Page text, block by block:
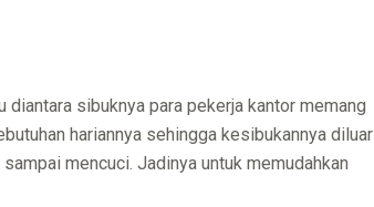
sibuknya para pekerja kantor memang
hariannya sehingga kesibukannya diluar
mencuci. Jadinya untuk memudahkan